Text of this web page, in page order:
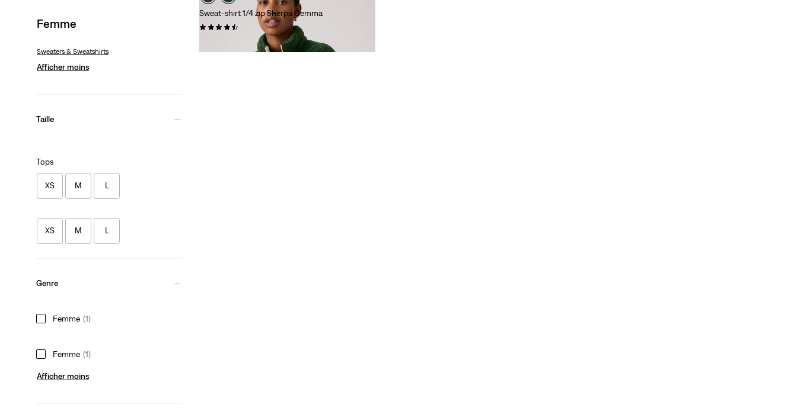
Femme
Sweaters & Sweatshirts
Afficher moins
Taille
Tops
XS M L
XS M L
Genre
Femme (1)
Femme (1)
Afficher moins
Sweat-shirt 1/4 zip Sherpa Gemma
Price
Original
Price
85,00 €